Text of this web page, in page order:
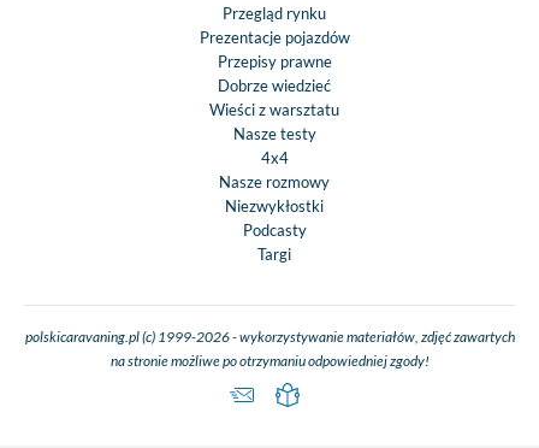
Przegląd rynku
Prezentacje pojazdów
Przepisy prawne
Dobrze wiedzieć
Wieści z warsztatu
Nasze testy
4x4
Nasze rozmowy
Niezwykłostki
Podcasty
Targi
polskicaravaning.pl (c) 1999-2026 - wykorzystywanie materiałów, zdjęć zawartych
na stronie możliwe po otrzymaniu odpowiedniej zgody!